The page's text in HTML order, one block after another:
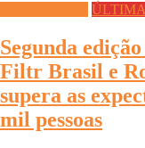
Segunda
Filtr Brasil e
supera as
mil pessoas